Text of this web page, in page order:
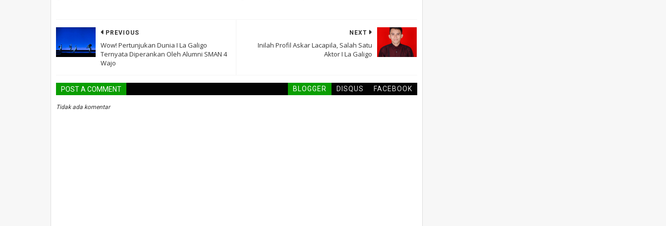
NEXT
Inilah Profil Askar Lacapila, Salah Satu
Aktor I La Galigo
PREVIOUS
Wow! Pertunjukan Dunia I La Galigo
Ternyata Diperankan Oleh Alumni SMAN 4
Wajo
POST A COMMENT BLOGGER DISQUS FACEBOOK
Tidak ada komentar